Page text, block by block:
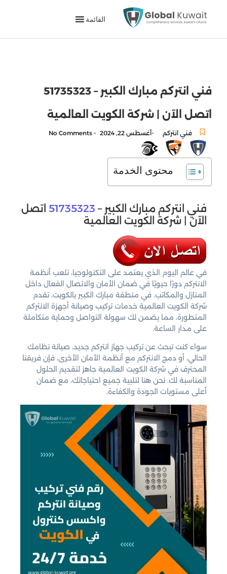
القائمة
فني انتركم مبارك الكبير – 51735323
اتصل الآن | شركة الكويت العالمية
فني انتركم -أغسطس 22, 2024 -
محتوى الخدمة
فني انتركم مبارك الكبير – 51735323 اتصل
الآن | شركة الكويت العالمية
في عالم اليوم الذي يعتمد على التكنولوجيا، تلعب أنظمة
الانتركم دورًا حيويًا في ضمان الأمان والاتصال الفعال داخل
المنازل والمكاتب. في منطقة مبارك الكبير بالكويت، تقدم
شركة الكويت العالمية خدمات تركيب وصيانة أجهزة الانتركم
المتطورة، مما يضمن لك سهولة التواصل وحماية متكاملة
على مدار الساعة.
سواء كنت تبحث عن تركيب جهاز انتركم جديد، صيانة نظامك
الحالي، أو دمج الانتركم مع أنظمة الأمان الأخرى، فإن فريقنا
المحترف في شركة الكويت العالمية جاهز لتقديم الحلول
المناسبة لك. نحن هنا لتلبية جميع احتياجاتك، مع ضمان
أعلى مستويات الجودة والكفاءة.